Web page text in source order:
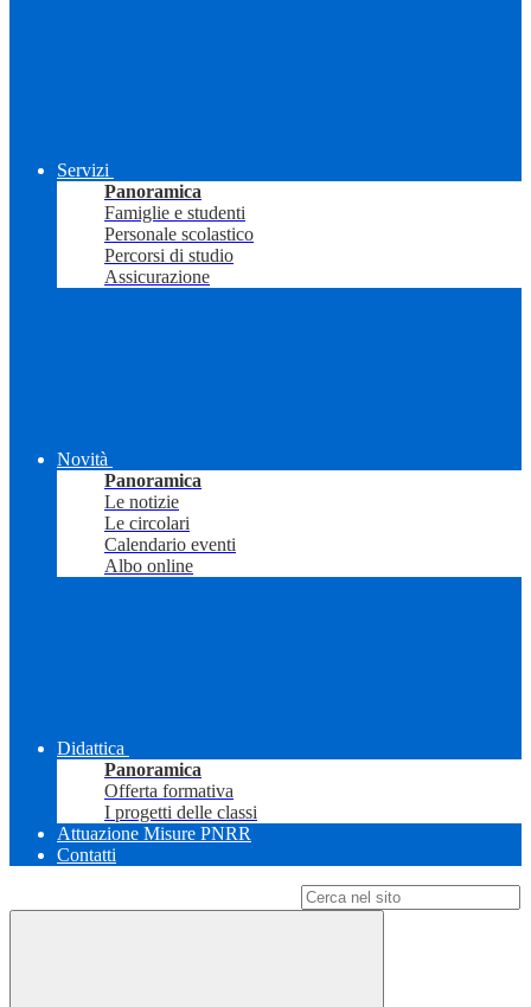
Servizi
Panoramica
Famiglie e studenti
Personale scolastico
Percorsi di studio
Assicurazione
Novità
Panoramica
Le notizie
Le circolari
Calendario eventi
Albo online
Didattica
Panoramica
Offerta formativa
I progetti delle classi
Attuazione Misure PNRR
Contatti